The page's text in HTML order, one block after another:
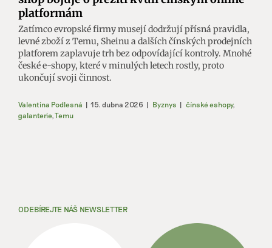
platformám
Zatímco evropské firmy musejí dodržují přísná pravidla,
levné zboží z Temu, Sheinu a dalších čínských prodejních
platforem zaplavuje trh bez odpovídající kontroly. Mnohé
české e-shopy, které v minulých letech rostly, proto
ukončují svoji činnost.
Valentina Podlesná | 15. dubna 2026 | Byznys | čínské eshopy,
galanterie,Temu
ODEBÍREJTE NÁŠ NEWSLETTER